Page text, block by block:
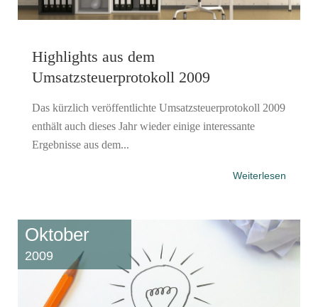
Highlights aus dem
Umsatzsteuerprotokoll 2009
Das kürzlich veröffentlichte Umsatzsteuerprotokoll 2009
enthält auch dieses Jahr wieder einige interessante
Ergebnisse aus dem...
Weiterlesen
Oktober
2009